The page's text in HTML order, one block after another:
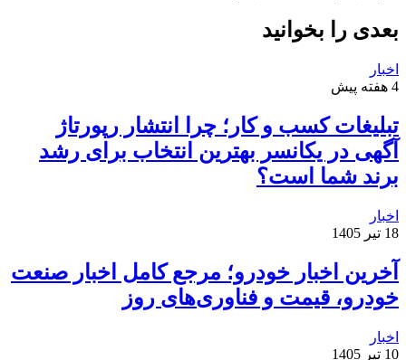
بعدی را بخوانید
اخبار
4 هفته پیش
تبلیغات کسب و کار؛ چرا انتشار رپورتاژ
آگهی در یکانسر بهترین انتخاب برای رشد
برند شما است؟
اخبار
18 تیر 1405
آخرین اخبار خودرو؛ مرجع کامل اخبار صنعت
خودرو، قیمت و فناوری‌های روز
اخبار
10 تیر 1405